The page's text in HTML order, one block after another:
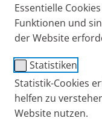
Essentielle
Funktionen und
der Website
Statistiken
Statistik-Cookies
helfen zu
Website nutzen.
Publiziert
Mi. 03. Januar 2024
Erfahrungsberichte